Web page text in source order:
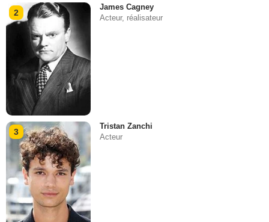
2
James Cagney
Acteur, réalisateur
3
Tristan Zanchi
Acteur